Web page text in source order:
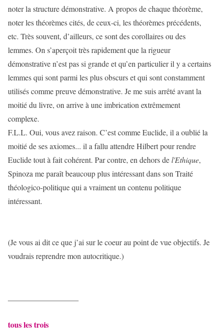
noter la structure démonstrative. A propos de chaque théorème,
noter les théorèmes cités, de ceux-ci, les théorèmes précédents,
etc. Très souvent, d’ailleurs, ce sont des corollaires ou des
lemmes. On s’aperçoit très rapidement que la rigueur
démonstrative n’est pas si grande et qu’en particulier il y a certains
lemmes qui sont parmi les plus obscurs et qui sont constamment
utilisés comme preuve démonstrative. Je me suis arrêté avant la
moitié du livre, on arrive à une imbrication extrêmement
complexe.
F.L.L. Oui, vous avez raison. C’est comme Euclide, il a oublié la
moitié de ses axiomes... il a fallu attendre Hilbert pour rendre
Euclide tout à fait cohérent. Par contre, en dehors del'Ethique,
Spinoza me paraît beaucoup plus intéressant dans son Traité
théologico-politique qui a vraiment un contenu politique
intéressant.
(Je vous ai dit ce que j’ai sur le coeur au point de vue objectifs. Je
voudrais reprendre mon autocritique.)
tous les trois